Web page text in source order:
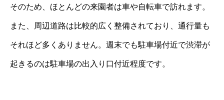
そのため、ほとんどの来園者は車や自転車で訪れます。
また、周辺道路は比較的広く整備されており、通行量も
それほど多くありません。週末でも駐車場付近で渋滞が
起きるのは駐車場の出入り口付近程度です。